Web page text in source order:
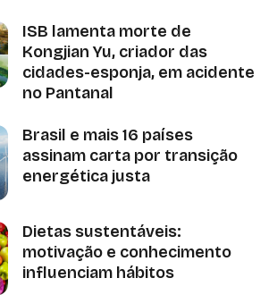
ISB lamenta morte de
Kongjian Yu, criador das
cidades-esponja, em acidente
no Pantanal
Brasil e mais 16 países
assinam carta por transição
energética justa
Dietas sustentáveis:
motivação e conhecimento
influenciam hábitos